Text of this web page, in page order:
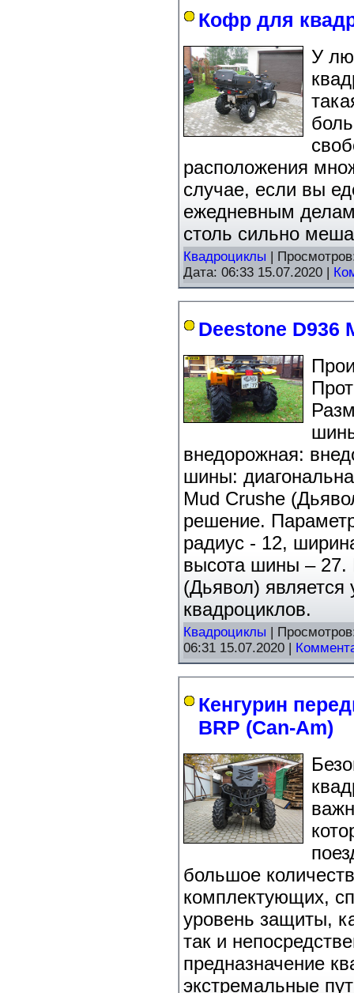
Кофр для
У
расположения
случае, если вы
ежедневным
столь сильно
Квадроциклы |
Дата: 06:33 15.07.2020 |
Deestone D936
внедорожная:
шины:
Mud Crushe
решение.
радиус - 12,
высота шины – 27.
(Дьявол)
квадроциклов.
Квадроциклы |
06:31 15.07.2020 |
Кенгурин
BRP (Can-Am)
большое
комплектующих,
уровень защиты,
так и
предназначение
экстремальные